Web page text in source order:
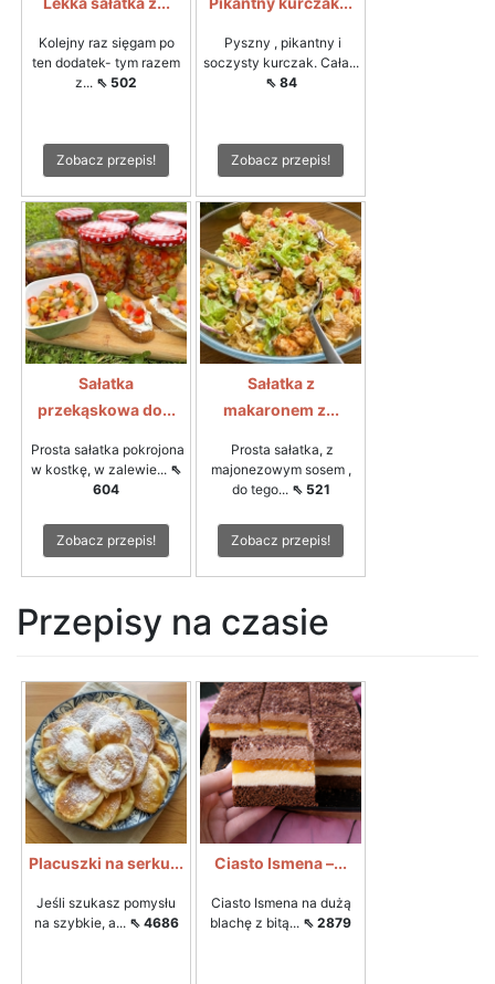
Kolejny raz sięgam po
ten dodatek- tym razem
z... ⇖ 502
Zobacz przepis!
Pyszny , pikantny i
soczysty kurczak. Cała...
⇖ 84
Zobacz przepis!
Sałatka
przekąskowa do...
Prosta sałatka pokrojona
w kostkę, w zalewie... ⇖
604
Zobacz przepis!
Sałatka z
makaronem z...
Prosta sałatka, z
majonezowym sosem ,
do tego... ⇖ 521
Zobacz przepis!
Przepisy na czasie
Placuszki na serku...
Jeśli szukasz pomysłu
na szybkie, a... ⇖ 4686
Ciasto Ismena –...
Ciasto Ismena na dużą
blachę z bitą... ⇖ 2879